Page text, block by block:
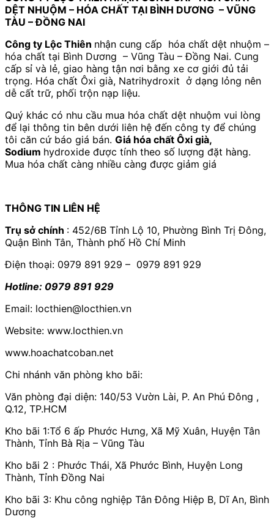
DỆT NHUỘM – HÓA CHẤT TẠI BÌNH DƯƠNG – VŨNG
TÀU – ĐỒNG NAI
Công ty Lộc Thiên nhận cung cấp hóa chất dệt nhuộm –
hóa chất tại Bình Dương – Vũng Tàu – Đồng Nai. Cung
cấp sỉ và lẻ, giao hàng tận nơi bằng xe cơ giới đủ tải
trọng. Hóa chất Ôxi già, Natrihydroxit ở dạng lỏng nên
dễ cất trữ, phối trộn nạp liệu.
Quý khác có nhu cầu mua hóa chất dệt nhuộm vui lòng
để lại thông tin bên dưới liên hệ đến công ty để chúng
tôi căn cứ báo giá bán. Giá hóa chất Ôxi già,
Sodium hydroxide được tính theo số lượng đặt hàng.
Mua hóa chất càng nhiều càng được giảm giá
THÔNG TIN LIÊN HỆ
Trụ sở chính : 452/6B Tỉnh Lộ 10, Phường Bình Trị Đông,
Quận Bình Tân, Thành phố Hồ Chí Minh
Điện thoại: 0979 891 929 – 0979 891 929
Hotline: 0979 891 929
Email: locthien@locthien.vn
Website: www.locthien.vn
www.hoachatcoban.net
Chi nhánh văn phòng kho bãi:
Văn phòng đại diện: 140/53 Vườn Lài, P. An Phú Đông ,
Q.12, TP.HCM
Kho bãi 1:Tổ 6 ấp Phước Hưng, Xã Mỹ Xuân, Huyện Tân
Thành, Tỉnh Bà Rịa – Vũng Tàu
Kho bãi 2 : Phước Thái, Xã Phước Bình, Huyện Long
Thành, Tỉnh Đồng Nai
Kho bãi 3: Khu công nghiệp Tân Đông Hiệp B, Dĩ An, Bình
Dương